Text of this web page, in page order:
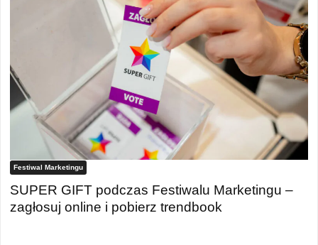
Festiwal Marketingu
SUPER GIFT podczas Festiwalu Marketingu –
zagłosuj online i pobierz trendbook